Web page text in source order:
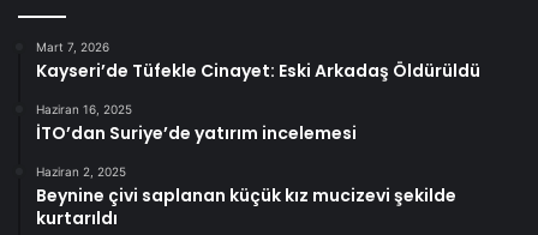
Mart 7, 2026
Kayseri’de Tüfekle Cinayet: Eski Arkadaş Öldürüldü
Haziran 16, 2025
İTO’dan Suriye’de yatırım incelemesi
Haziran 2, 2025
Beynine çivi saplanan küçük kız mucizevi şekilde
kurtarıldı